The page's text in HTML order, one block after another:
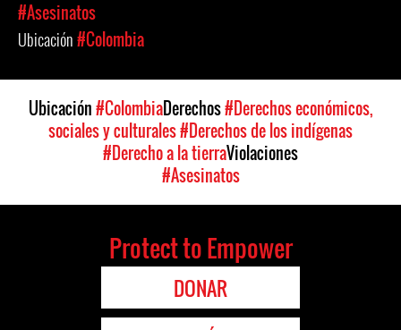
#Asesinatos
Ubicación#Colombia
Ubicación#ColombiaDerechos#Derechos económicos,
sociales y culturales#Derechos de los indígenas
#Derecho a la tierraViolaciones
#Asesinatos
Protect to Empower
DONAR